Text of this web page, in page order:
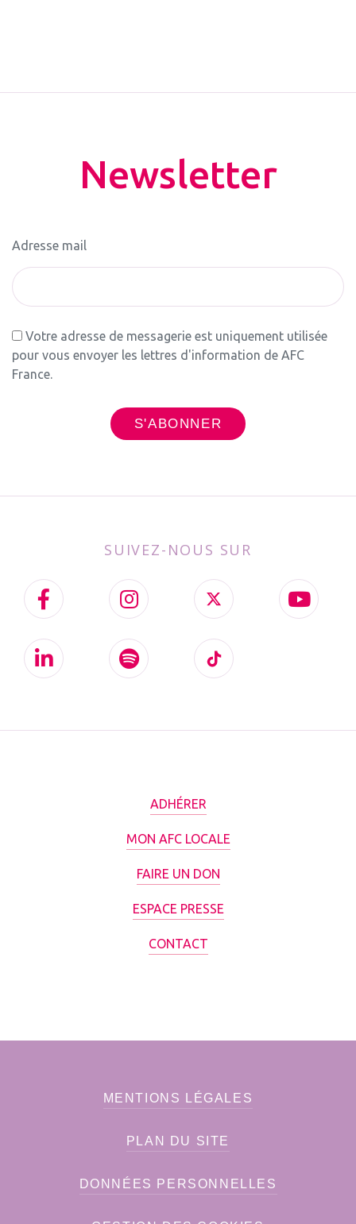
Newsletter
Adresse mail
Votre adresse de messagerie est uniquement utilisée
pour vous envoyer les lettres d'information de AFC
France.
SUIVEZ-NOUS SUR
ADHÉRER
MON AFC LOCALE
FAIRE UN DON
ESPACE PRESSE
CONTACT
MENTIONS LÉGALES
PLAN DU SITE
DONNÉES PERSONNELLES